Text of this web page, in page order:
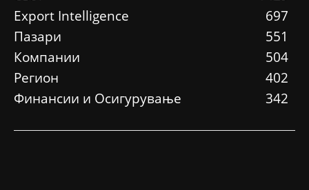
Еxport Intelligence
697
Пазари
551
Компании
504
Регион
402
Финансии и Осигурување
342